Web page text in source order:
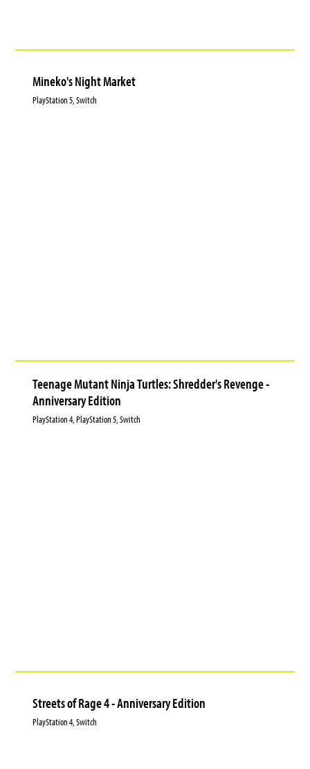
Mineko's Night Market
PlayStation 5, Switch
Teenage Mutant Ninja Turtles: Shredder's Revenge -
Anniversary Edition
PlayStation 4, PlayStation 5, Switch
Streets of Rage 4 - Anniversary Edition
PlayStation 4, Switch